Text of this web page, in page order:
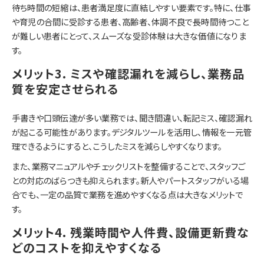
待ち時間の短縮は、患者満足度に直結しやすい要素です。特に、仕事
や育児の合間に受診する患者、高齢者、体調不良で長時間待つこと
が難しい患者にとって、スムーズな受診体験は大きな価値になりま
す。
メリット3. ミスや確認漏れを減らし、業務品
質を安定させられる
手書きや口頭伝達が多い業務では、聞き間違い、転記ミス、確認漏れ
が起こる可能性があります。デジタルツールを活用し、情報を一元管
理できるようにすると、こうしたミスを減らしやすくなります。
また、業務マニュアルやチェックリストを整備することで、スタッフご
との対応のばらつきも抑えられます。新人やパートスタッフがいる場
合でも、一定の品質で業務を進めやすくなる点は大きなメリットで
す。
メリット4. 残業時間や人件費、設備更新費な
どのコストを抑えやすくなる